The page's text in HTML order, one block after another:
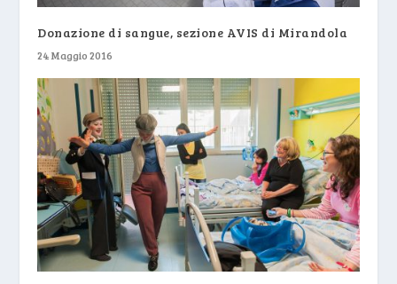
Donazione di sangue, sezione AVIS di Mirandola
24 Maggio 2016